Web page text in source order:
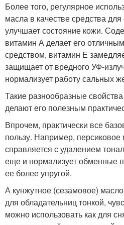
Более того, регулярное
масла в качестве средства
улучшает состояние кожи.
витамин А делает его
средством, витамин Е
защищает от вредного УФ-
нормализует работу сальных
Такие разнообразные
делают его полезным
Впрочем, практически все
пользу. Например, персиковое
справляется с удалением
еще и нормализует обменные
ее более упругой.
А кунжутное (сезамовое)
для обладательниц тонкой,
можно использовать как для